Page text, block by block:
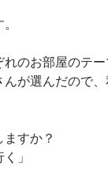
のお部屋のテ
が選んだので
すか？
」